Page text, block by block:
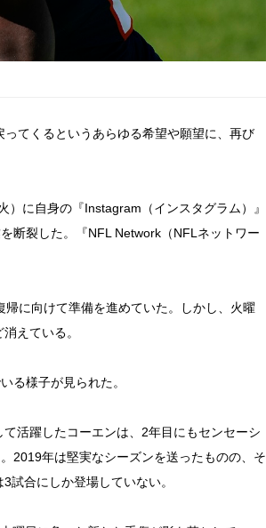
てくるというあらゆる希望や願望に、再び
に自身の『Instagram（インスタグラム）』
断裂した。『NFL Network（NFLネットワー
に向けて準備を進めていた。しかし、火曜
えている。
る様子が見られた。
活躍したコーエンは、2年目にもセンセーシ
2019年は堅実なシーズンを送ったものの、そ
試合にしか登場していない。